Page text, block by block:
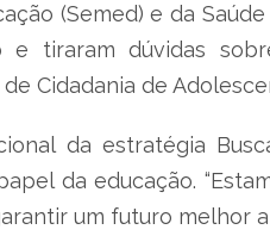
(Semed) e da
e tiraram dúvidas
Cidadania de
da estratégia
da educação.
um futuro melhor